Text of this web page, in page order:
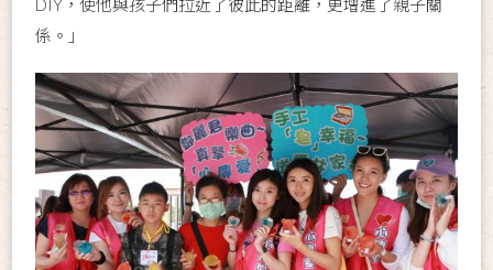
DIY，使他與孩子們拉近了彼此的距離，更增進了親子關
係。」